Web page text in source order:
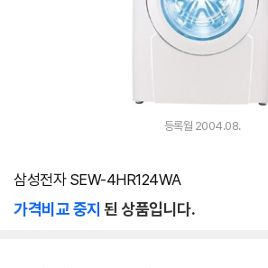
등록월 2004.08.
삼성전자 SEW-4HR124WA
가격비교 중지 된 상품입니다.